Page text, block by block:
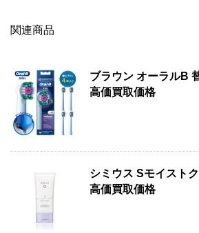
関連商品
ブラウン オーラルB
高価買取価格
シミウス Sモイスト
高価買取価格